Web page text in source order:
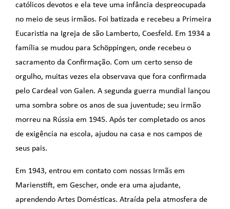
católicos devotos e ela teve uma infância despreocupada
no meio de seus irmãos. Foi batizada e recebeu a Primeira
Eucaristia na Igreja de são Lamberto, Coesfeld. Em 1934 a
família se mudou para Schöppingen, onde recebeu o
sacramento da Confirmação. Com um certo senso de
orgulho, muitas vezes ela observava que fora confirmada
pelo Cardeal von Galen. A segunda guerra mundial lançou
uma sombra sobre os anos de sua juventude; seu irmão
morreu na Rússia em 1945. Após ter completado os anos
de exigência na escola, ajudou na casa e nos campos de
seus pais.
Em 1943, entrou em contato com nossas Irmãs em
Marienstift, em Gescher, onde era uma ajudante,
aprendendo Artes Domésticas. Atraída pela atmosfera de